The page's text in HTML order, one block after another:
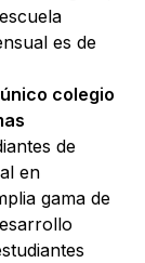
es de
único colegio
de
en
gama de